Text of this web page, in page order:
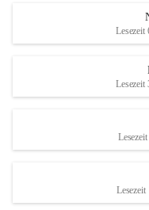
S
und den daraus folgenden
Maßnahmen zur
Rebe und der
Anhang VBl. EU Nr.
1 Seite•1,4 MB
Lesezeit
Lesezeit